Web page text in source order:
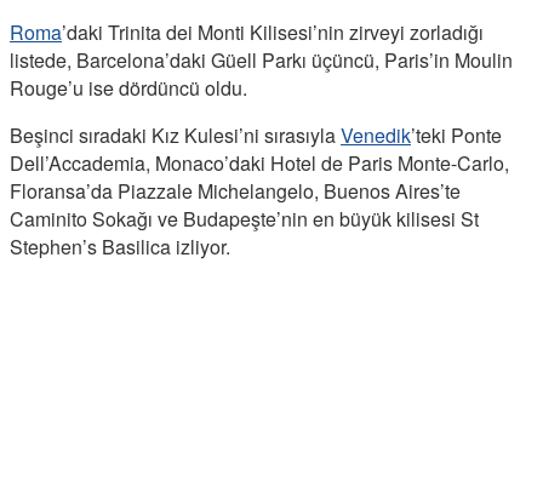
Roma’daki Trinita dei Monti Kilisesi’nin zirveyi zorladığı
listede, Barcelona’daki Güell Parkı üçüncü, Paris’in Moulin
Rouge’u ise dördüncü oldu.
Beşinci sıradaki Kız Kulesi’ni sırasıylaVenedik’teki Ponte
Dell’Accademia, Monaco’daki Hotel de Paris Monte-Carlo,
Floransa’da Piazzale Michelangelo, Buenos Aires’te
Caminito Sokağı ve Budapeşte’nin en büyük kilisesi St
Stephen’s Basilica izliyor.